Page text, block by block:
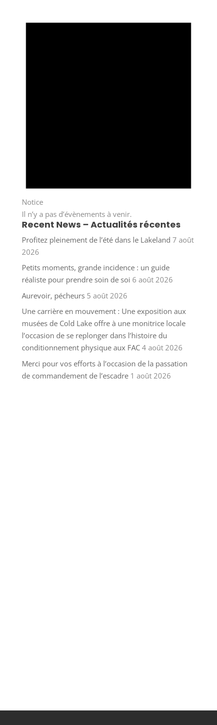
Notice
Il n’y a pas d’évènements à venir.
Recent News – Actualités récentes
Profitez pleinement de l’été dans le Lakeland 7 août
2026
Petits moments, grande incidence : un guide
réaliste pour prendre soin de soi 6 août 2026
Aurevoir, pécheurs 5 août 2026
Une carrière en mouvement : Une exposition aux
musées de Cold Lake offre à une monitrice locale
l’occasion de se replonger dans l’histoire du
conditionnement physique aux FAC 4 août 2026
Merci pour vos efforts à l’occasion de la passation
de commandement de l’escadre 1 août 2026